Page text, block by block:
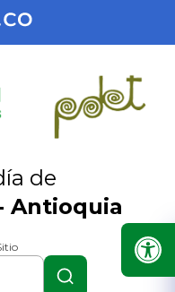
de
Antioquia